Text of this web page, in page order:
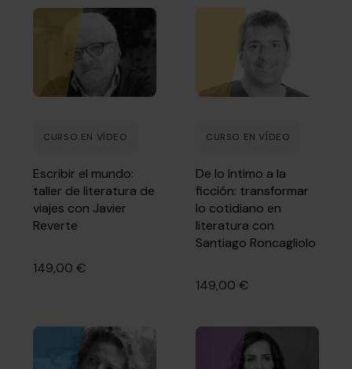
CURSO EN VÍDEO
Escribir el mundo:
taller de literatura de
viajes con Javier
Reverte
149,00 €
CURSO EN VÍDEO
De lo íntimo a la
ficción: transformar
lo cotidiano en
literatura con
Santiago Roncagliolo
149,00 €